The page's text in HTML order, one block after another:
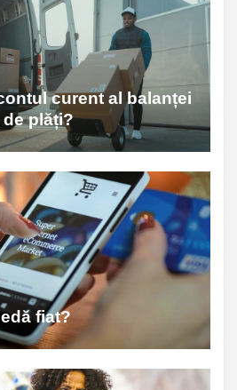
curent al balanței
de plăți?
fiat?